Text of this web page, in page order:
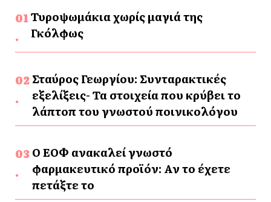
Τυροψωμάκια χωρίς μαγιά της
Γκόλφως
Σταύρος Γεωργίου: Συνταρακτικές
εξελίξεις- Τα στοιχεία που κρύβει το
λάπτοπ του γνωστού ποινικολόγου
Ο ΕΟΦ ανακαλεί γνωστό
φαρμακευτικό προϊόν: Αν το έχετε
πετάξτε το